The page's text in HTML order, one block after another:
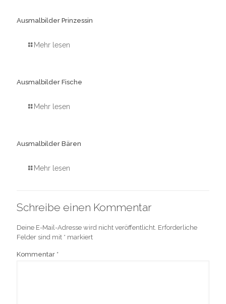
Ausmalbilder Prinzessin
Mehr lesen
Ausmalbilder Fische
Mehr lesen
Ausmalbilder Bären
Mehr lesen
Schreibe einen Kommentar
Deine E-Mail-Adresse wird nicht veröffentlicht. Erforderliche
Felder sind mit * markiert
Kommentar *